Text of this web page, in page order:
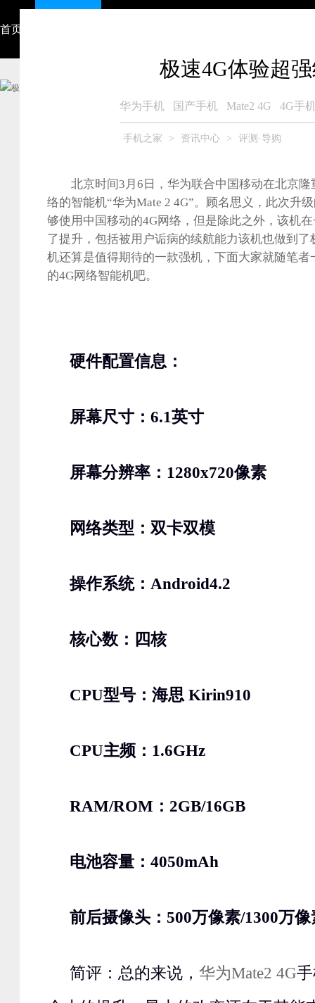
首页
极速4G体验超
华为手机 国产手机 Mate2 4G 4G手
手机之家 > 资讯中心 > 评测·导购
北京时间3月6日， 华为联合中国移动在北京隆
络的智能机“华为Mate 2 4G”。顾名思义，此次升
够使用中国移动的4G网络，但是除此之外，该机
了提升，包括被用户诟病的续航能力该机也做到
机还算是值得期待的一款强机，下面大家就随笔
的4G网络智能机吧。
硬件配置信息：
屏幕尺寸：6.1英寸
屏幕分辨率：1280x720像素
网络类型：双卡双模
操作系统：Android4.2
核心数：四核
CPU型号：海思 Kirin910
CPU主频：1.6GHz
RAM/ROM：2GB/16GB
电池容量：4050mAh
前后摄像头：500万像素/1300万像
简评：总的来说， 华为Mate2 4G